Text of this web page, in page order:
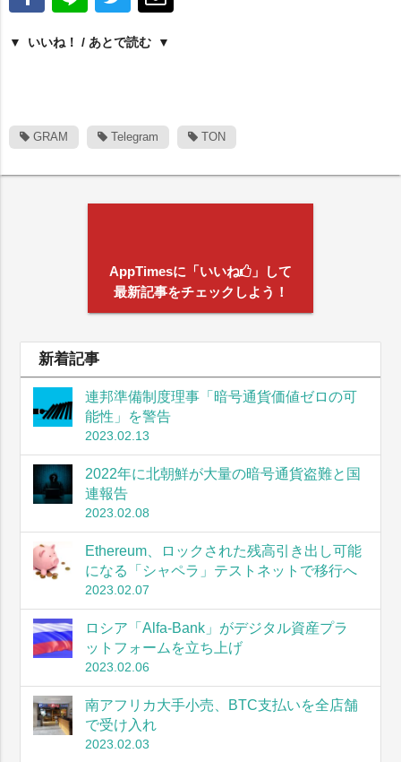
いいね！ / あとで読む
GRAM Telegram TON
AppTimesに「いいね
」して
最新記事をチェックしよう！
新着記事
連邦準備制度理事「暗号通貨価値ゼロの可
能性」を警告
2023.02.13
2022年に北朝鮮が大量の暗号通貨盗難と国
連報告
2023.02.08
Ethereum、ロックされた残高引き出し可能
になる「シャペラ」テストネットで移行へ
2023.02.07
ロシア「Alfa-Bank」がデジタル資産プラ
ットフォームを立ち上げ
2023.02.06
南アフリカ大手小売、BTC支払いを全店舗
で受け入れ
2023.02.03